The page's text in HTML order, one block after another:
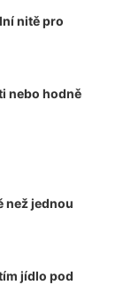
nitě pro
nebo hodně
než jednou
jídlo pod